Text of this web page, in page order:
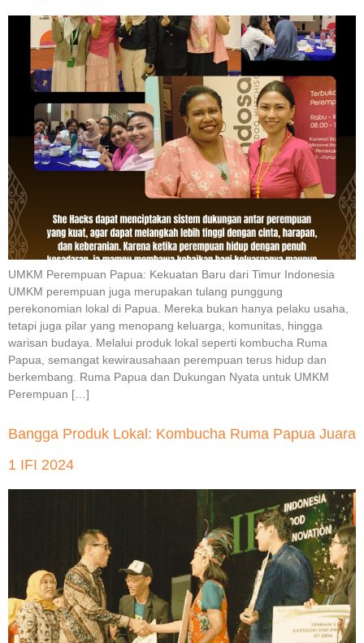
UMKM Perempuan Papua: Kekuatan Baru dari Timur Indonesia
UMKM perempuan juga merupakan tulang punggung
perekonomian lokal di Papua. Mereka bukan hanya pelaku usaha,
tetapi juga pilar yang menopang keluarga, komunitas, hingga
warisan budaya. Melalui produk lokal seperti kombucha Ruma
Papua, semangat kewirausahaan perempuan terus hidup dan
berkembang. Ruma Papua dan Dukungan Nyata untuk UMKM
Perempuan […]
Bangga Produk Lokal: Kombucha Ruma Papua Juara
1 IFI 2024